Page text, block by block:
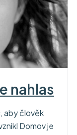
nahlas
aby člověk
Domov je